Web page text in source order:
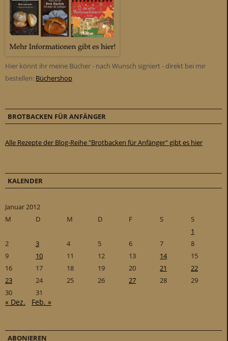
Hier könnt ihr meine Bücher - nach Wunsch signiert - direkt bei mir
bestellen: Büchershop
BROTBACKEN FÜR ANFÄNGER
Alle Rezepte der Blog-Reihe "Brotbacken für Anfänger" gibt es hier
KALENDER
Januar 2012
M
D M D F S
S
1
2
3 4 5 6 7
8
9
10 11 12 13 14
15
16
17 18 19 20 21
22
23
24 25 26 27 28
29
30
31
« Dez. Feb. »
ABONIEREN